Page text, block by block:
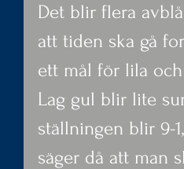
Det blir flera
att tiden ska gå
ett mål för lila
Lag gul blir lite
ställningen blir 9-
säger då att man